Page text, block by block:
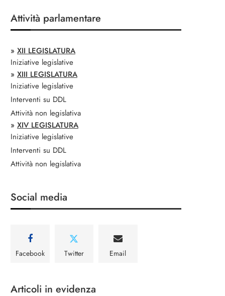
Attività parlamentare
» XII LEGISLATURA
Iniziative legislative
» XIII LEGISLATURA
Iniziative legislative
Interventi su DDL
Attività non legislativa
» XIV LEGISLATURA
Iniziative legislative
Interventi su DDL
Attività non legislativa
Social media
Facebook Twitter Email
Articoli in evidenza